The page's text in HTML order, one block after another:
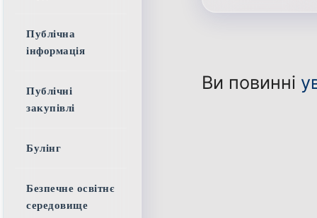
Ви повинні
Публічна
інформація
Публічні
закупівлі
Булінг
Безпечне освітнє
середовище